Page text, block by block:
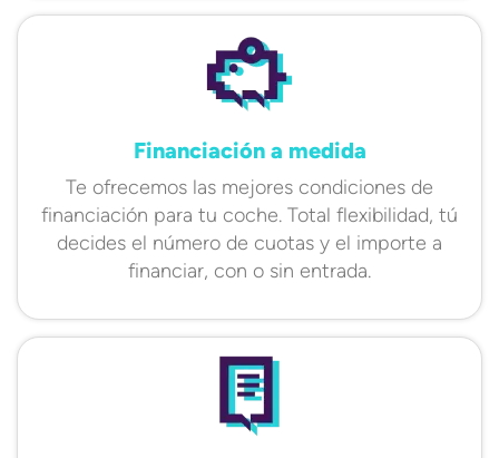
Financiación a medida
Te ofrecemos las mejores condiciones de
financiación para tu coche. Total flexibilidad, tú
decides el número de cuotas y el importe a
financiar, con o sin entrada.